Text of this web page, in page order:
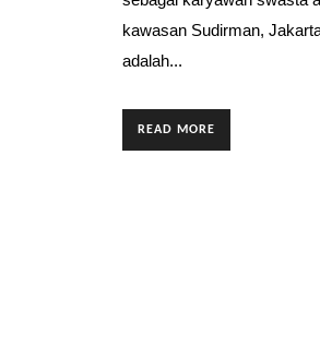
kawasan Sudirman,
adalah...
READ MORE